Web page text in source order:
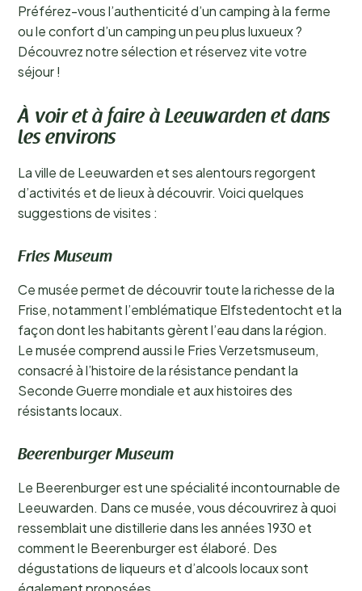
Préférez-vous l’authenticité d’un camping à la ferme
ou le confort d’un camping un peu plus luxueux ?
Découvrez notre sélection et réservez vite votre
séjour !
À voir et à faire à Leeuwarden et dans
les environs
La ville de Leeuwarden et ses alentours regorgent
d’activités et de lieux à découvrir. Voici quelques
suggestions de visites :
Fries Museum
Ce musée permet de découvrir toute la richesse de la
Frise, notamment l’emblématique Elfstedentocht et la
façon dont les habitants gèrent l’eau dans la région.
Le musée comprend aussi le Fries Verzetsmuseum,
consacré à l’histoire de la résistance pendant la
Seconde Guerre mondiale et aux histoires des
résistants locaux.
Beerenburger Museum
Le Beerenburger est une spécialité incontournable de
Leeuwarden. Dans ce musée, vous découvrirez à quoi
ressemblait une distillerie dans les années 1930 et
comment le Beerenburger est élaboré. Des
dégustations de liqueurs et d’alcools locaux sont